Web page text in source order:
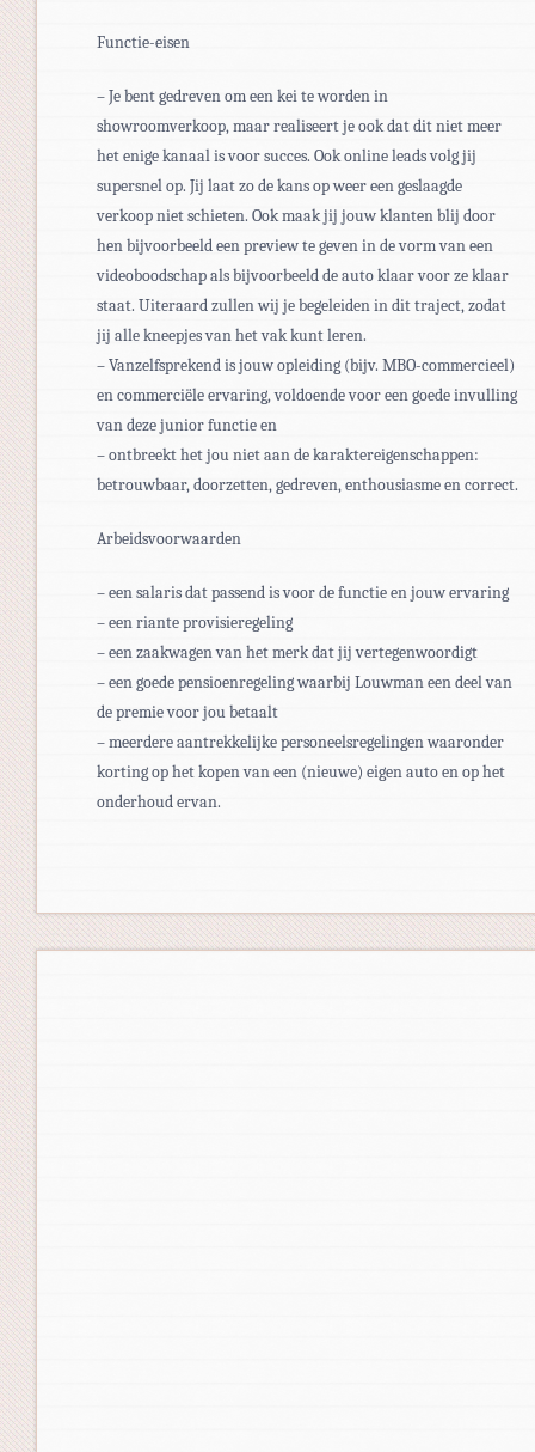
Functie-eisen
– Je bent gedreven om een kei te worden in
showroomverkoop, maar realiseert je ook dat dit niet meer
het enige kanaal is voor succes. Ook online leads volg jij
supersnel op. Jij laat zo de kans op weer een geslaagde
verkoop niet schieten. Ook maak jij jouw klanten blij door
hen bijvoorbeeld een preview te geven in de vorm van een
videoboodschap als bijvoorbeeld de auto klaar voor ze klaar
staat. Uiteraard zullen wij je begeleiden in dit traject, zodat
jij alle kneepjes van het vak kunt leren.
– Vanzelfsprekend is jouw opleiding (bijv. MBO-commercieel)
en commerciële ervaring, voldoende voor een goede invulling
van deze junior functie en
– ontbreekt het jou niet aan de karaktereigenschappen:
betrouwbaar, doorzetten, gedreven, enthousiasme en correct.
Arbeidsvoorwaarden
– een salaris dat passend is voor de functie en jouw ervaring
– een riante provisieregeling
– een zaakwagen van het merk dat jij vertegenwoordigt
– een goede pensioenregeling waarbij Louwman een deel van
de premie voor jou betaalt
– meerdere aantrekkelijke personeelsregelingen waaronder
korting op het kopen van een (nieuwe) eigen auto en op het
onderhoud ervan.